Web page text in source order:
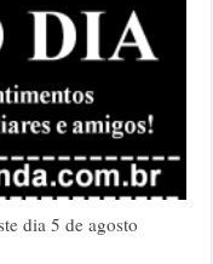
dia 5 de agosto